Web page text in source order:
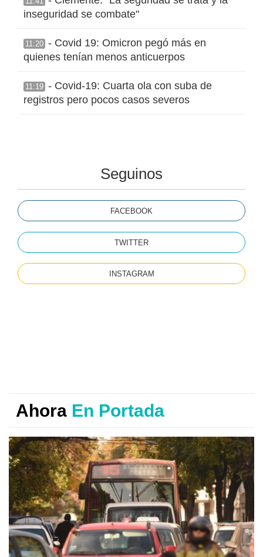
inseguridad se combate"
11:20 - Covid 19: Omicron pegó más en
quienes tenían menos anticuerpos
11:19 - Covid-19: Cuarta ola con suba de
registros pero pocos casos severos
Seguinos
FACEBOOK
TWITTER
INSTAGRAM
Ahora En Portada